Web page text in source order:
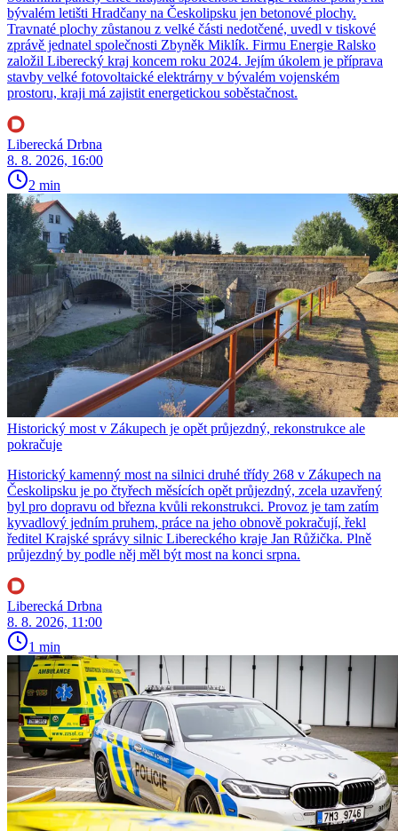
bývalém letišti Hradčany na Českolipsku jen betonové plochy.
Travnaté plochy zůstanou z velké části nedotčené, uvedl v tiskové
zprávě jednatel společnosti Zbyněk Miklík. Firmu Energie Ralsko
založil Liberecký kraj koncem roku 2024. Jejím úkolem je příprava
stavby velké fotovoltaické elektrárny v bývalém vojenském
prostoru, kraji má zajistit energetickou soběstačnost.
Liberecká Drbna
8. 8. 2026, 16:00
2 min
Historický most v Zákupech je opět průjezdný, rekonstrukce ale
pokračuje
Historický kamenný most na silnici druhé třídy 268 v Zákupech na
Českolipsku je po čtyřech měsících opět průjezdný, zcela uzavřený
byl pro dopravu od března kvůli rekonstrukci. Provoz je tam zatím
kyvadlový jedním pruhem, práce na jeho obnově pokračují, řekl
ředitel Krajské správy silnic Libereckého kraje Jan Růžička. Plně
průjezdný by podle něj měl být most na konci srpna.
Liberecká Drbna
8. 8. 2026, 11:00
1 min